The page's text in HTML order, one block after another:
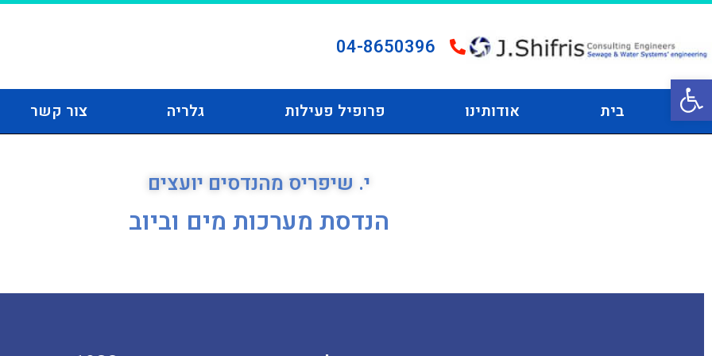
פתח סרגל נגישות
04-8650396
בית אודותינו פרופיל פעילות גלריה צור קשר
י. שיפריס מהנדסים יועצים
הנדסת מערכות מים וביוב